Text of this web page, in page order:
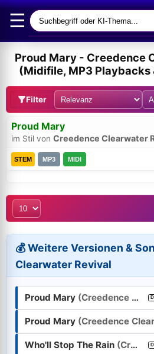
☰
Proud Mary - Creedence
(Midifile, MP3 Playbacks
Filter
Proud Mary
im Stil von Creedence Clearwater
STEM MP3 MIDI
💰 Weitere Versionen &
Clearwater Revival
Proud Mary (Creedence Clearwater Revival)
Proud Mary (Creedence
Who'll Stop The Rain (Creedence Clearwater Revival)
Bei midi.de
Sicherer Login für Ihre
E-Mail-Adresse:
Passwort:
Weiter